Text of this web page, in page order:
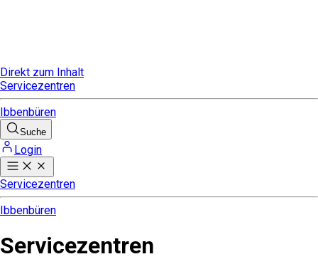
Direkt zum Inhalt
Servicezentren
Ibbenbüren
Suche
Login
Servicezentren
Ibbenbüren
Servicezentren